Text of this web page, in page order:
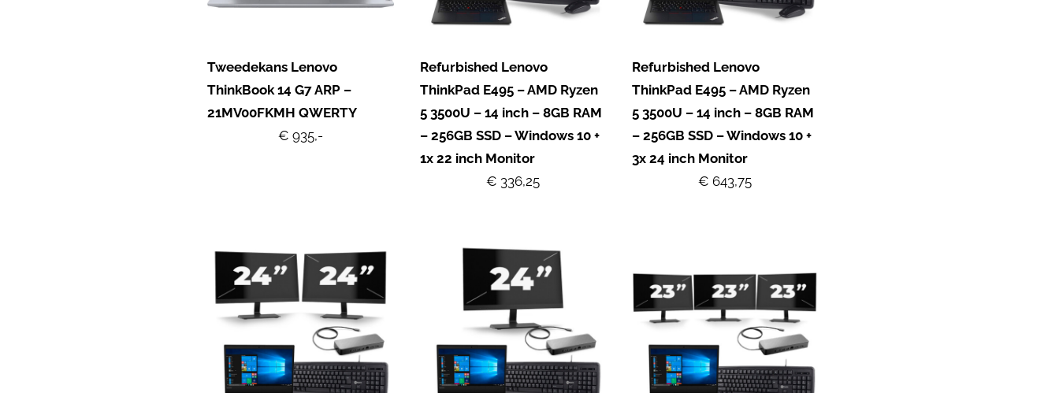
Tweedekans Lenovo
ThinkBook 14 G7 ARP –
21MV00FKMH QWERTY
€ 935,-
Refurbished Lenovo
ThinkPad E495 – AMD Ryzen
5 3500U – 14 inch – 8GB RAM
– 256GB SSD – Windows 10 +
1x 22 inch Monitor
€ 336,25
Refurbished Lenovo
ThinkPad E495 – AMD Ryzen
5 3500U – 14 inch – 8GB RAM
– 256GB SSD – Windows 10 +
3x 24 inch Monitor
€ 643,75